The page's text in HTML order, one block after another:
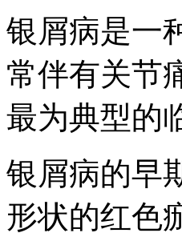
银屑病是一
常伴有关节
最为典型的
银屑病的早
形状的红色